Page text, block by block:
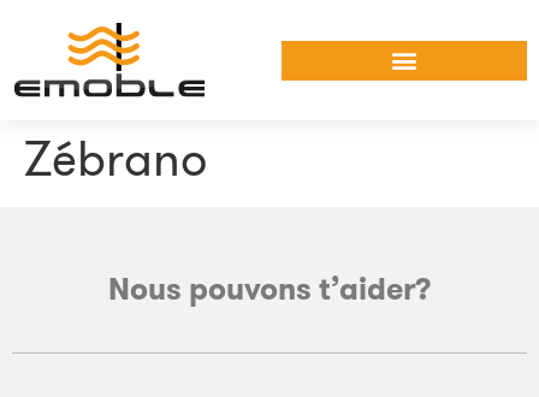
Zébrano
Nous pouvons t’aider?